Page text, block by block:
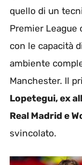
quello di un
Premier League
con le capacità
ambiente
Manchester. Il
Lopetegui, ex
Real Madrid e
svincolato.